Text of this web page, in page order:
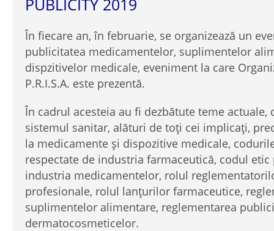
PUBLICITY 2019
În fiecare an, în februarie, se organizează un
publicitatea medicamentelor, suplimentelor
dispzitivelor medicale, eveniment la care
P.R.I.S.A. este prezentă.
În cadrul acesteia au fi dezbătute teme actuale,
sistemul sanitar, alături de toți cei implicați,
la medicamente și dispozitive medicale,
respectate de industria farmaceutică, codul
industria medicamentelor, rolul
profesionale, rolul lanțurilor farmaceutice,
suplimentelor alimentare, reglementarea
dermatocosmeticelor.